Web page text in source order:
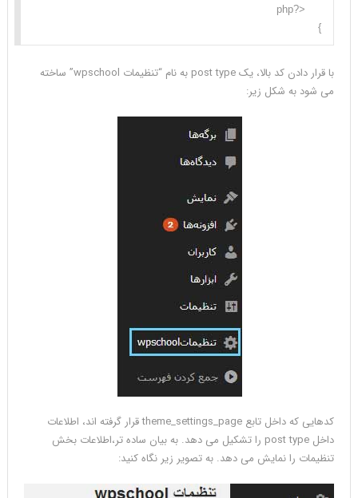
}
با قرار دادن کد بالا، یک post type به نام “تنظیمات wpschool” ساخته
می شود به شکل زیر:
کدهایی که داخل تابع theme_settings_page قرار گرفته اند، اطلاعات
داخل post type را تشکیل می دهد. به بیان ساده تر،اطلاعات بخش
تنظیمات را نمایش می دهد. به تصویر زیر نگاه کنید: